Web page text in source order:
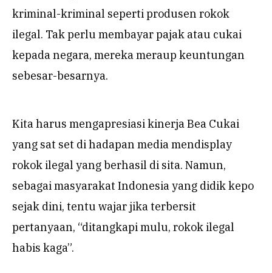
kriminal-kriminal seperti produsen rokok
ilegal. Tak perlu membayar pajak atau cukai
kepada negara, mereka meraup keuntungan
sebesar-besarnya.
Kita harus mengapresiasi kinerja Bea Cukai
yang sat set di hadapan media mendisplay
rokok ilegal yang berhasil di sita. Namun,
sebagai masyarakat Indonesia yang didik kepo
sejak dini, tentu wajar jika terbersit
pertanyaan, “ditangkapi mulu, rokok ilegal
habis kaga”.